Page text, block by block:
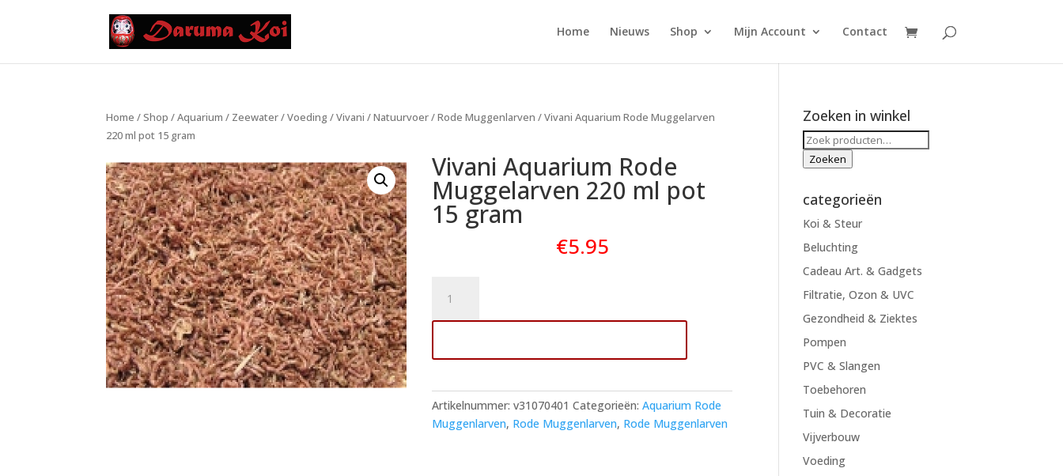
Home Nieuws Shop Mijn Account Contact
Home /Shop /Aquarium / Zeewater/Voeding /Vivani /Natuurvoer/Rode Muggenlarven / Vivani Aquarium Rode Muggelarven
220 ml pot 15 gram
Vivani Aquarium Rode
Muggelarven 220 ml pot
15 gram
€5.95
Aquarium
Rode
220
pot
15
gram
Artikelnummer:v31070401 Categorieën:Aquarium Rode
Muggenlarven, Rode Muggenlarven, Rode Muggenlarven
Zoeken in winkel
Zoeken
naar:
Zoeken
categorieën
Koi & Steur
Beluchting
Cadeau Art. & Gadgets
Filtratie, Ozon & UVC
Gezondheid & Ziektes
Pompen
PVC & Slangen
Toebehoren
Tuin & Decoratie
Vijverbouw
Voeding